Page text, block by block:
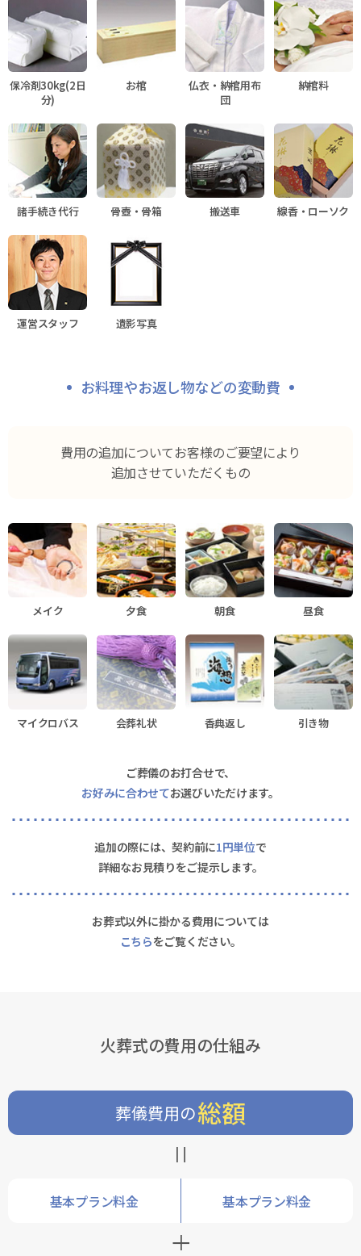
保冷剤30kg(2日
分)
お棺
仏衣・納棺用布
団
納棺料
諸手続き代行 骨壺・骨箱 搬送車 線香・ローソク
運営スタッフ 遺影写真
お料理やお返し物などの変動費
費用の追加についてお客様のご要望により
追加させていただくもの
メイク 夕食 朝食 昼食
マイクロバス 会葬礼状 香典返し 引き物
ご葬儀のお打合せで、
お好みに合わせてお選びいただけます。
追加の際には、契約前に1円単位で
詳細なお見積りをご提示します。
お葬式以外に掛かる費用については
こちらをご覧ください。
火葬式の費用の仕組み
葬儀費用の総額
基本プラン料金 基本プラン料金
+